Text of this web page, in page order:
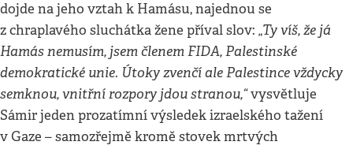
dojde na jeho vztah k Hamásu, najednou se
z chraplavého sluchátka žene příval slov: „Ty víš, že já
Hamás nemusím, jsem členem FIDA, Palestinské
demokratické unie. Útoky zvenčí ale Palestince vždycky
semknou, vnitřní rozpory jdou stranou,“vysvětluje
Sámir jeden prozatímní výsledek izraelského tažení
v Gaze – samozřejmě kromě stovek mrtvých